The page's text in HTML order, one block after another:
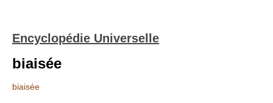
Encyclopédie Universelle
biaisée
biaisée